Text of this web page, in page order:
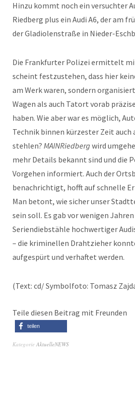
Hinzu kommt noch ein versuchter
Riedberg plus ein Audi A6, der am
der Gladiolenstraße in Nieder-
Die Frankfurter Polizei ermittelt
scheint festzustehen, dass hier
am Werk waren, sondern
Wagen als auch Tatort vorab
haben. Wie aber war es möglich,
Technik binnen kürzester Zeit auch
stehlen? MAINRiedberg wird
mehr Details bekannt sind und die
Vorgehen informiert. Auch der
benachrichtigt, hofft auf schnelle
Man betont, wie sicher unser
sein soll. Es gab vor wenigen
Seriendiebstähle hochwertiger
– die kriminellen Drahtzieher
aufgespürt und verhaftet werden.
(Text: cd/ Symbolfoto: Tomasz
Teile diesen Beitrag mit Freunden
teilen
Kategorie AktuelleNEWS